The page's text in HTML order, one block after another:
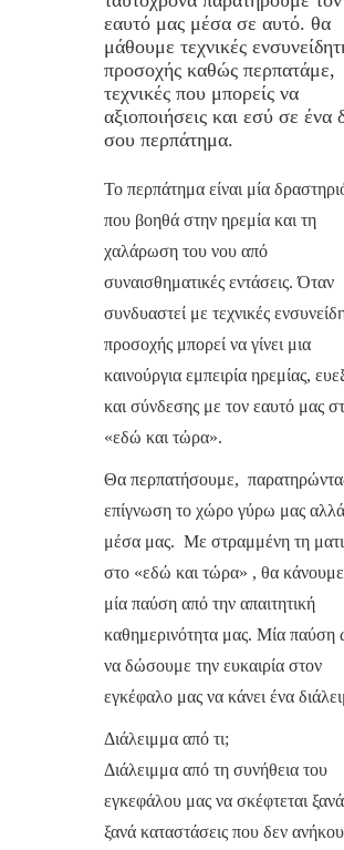
εαυτό μας μέσα σε αυτό. θα
μάθουμε τεχνικές
προσοχής καθώς περπατάμε,
τεχνικές που μπορείς να
αξιοποιήσεις και εσύ σε ένα
σου περπάτημα.
Το περπάτημα είναι μία
που βοηθά στην ηρεμία και τη
χαλάρωση του νου από
συναισθηματικές εντάσεις. Όταν
συνδυαστεί με τεχνικές
προσοχής μπορεί να γίνει μια
καινούργια εμπειρία ηρεμίας,
και σύνδεσης με τον εαυτό μας
«εδώ και τώρα».
Θα περπατήσουμε,
επίγνωση το χώρο γύρω μας αλλά
μέσα μας. Με στραμμένη τη
στο «εδώ και τώρα» , θα
μία παύση από την απαιτητική
καθημερινότητα μας. Μία παύση
να δώσουμε την ευκαιρία στον
εγκέφαλο μας να κάνει ένα
Διάλειμμα από τι;
Διάλειμμα από τη συνήθεια του
εγκεφάλου μας να σκέφτεται
ξανά καταστάσεις που δεν